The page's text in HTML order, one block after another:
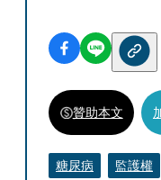
贊助本文
糖尿病 監護權